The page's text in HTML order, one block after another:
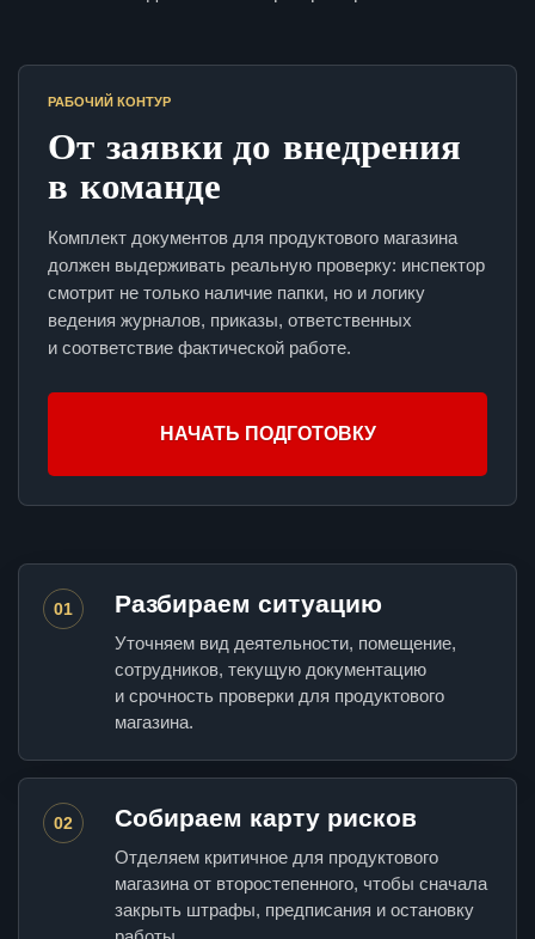
РАБОЧИЙ КОНТУР
От заявки до внедрения
в команде
Комплект документов для продуктового магазина
должен выдерживать реальную проверку: инспектор
смотрит не только наличие папки, но и логику
ведения журналов, приказы, ответственных
и соответствие фактической работе.
НАЧАТЬ ПОДГОТОВКУ
01 Разбираем ситуацию
Уточняем вид деятельности, помещение,
сотрудников, текущую документацию
и срочность проверки для продуктового
магазина.
02 Собираем карту рисков
Отделяем критичное для продуктового
магазина от второстепенного, чтобы сначала
закрыть штрафы, предписания и остановку